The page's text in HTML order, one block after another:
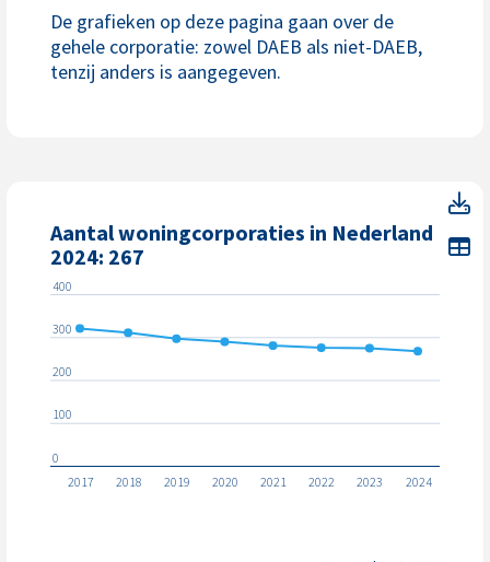
De grafieken op deze pagina gaan over de
gehele corporatie: zowel DAEB als niet-DAEB,
tenzij anders is aangegeven.
Aantal woningcorporaties in Nederland
2024: 267
2017 2018 2019 2020 2021 2022 2023 2024
0
100
200
300
400